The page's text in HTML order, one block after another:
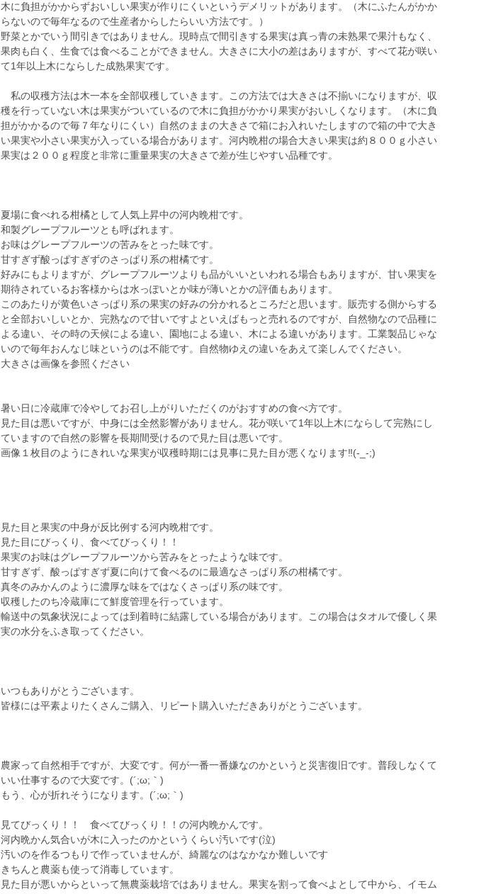
木に負担がかからずおいしい果実が作りにくいというデメリットがあります。（木にふたんがかか
らないので毎年なるので生産者からしたらいい方法です。）
野菜とかでいう間引きではありません。現時点で間引きする果実は真っ青の未熟果で果汁もなく、
果肉も白く、生食では食べることができません。大きさに大小の差はありますが、すべて花が咲い
て1年以上木にならした成熟果実です。
私の収穫方法は木一本を全部収穫していきます。この方法では大きさは不揃いになりますが、収
穫を行っていない木は果実がついているので木に負担がかかり果実がおいしくなります。（木に負
担がかかるので毎７年なりにくい）自然のままの大きさで箱にお入れいたしますので箱の中で大き
い果実や小さい果実が入っている場合があります。河内晩柑の場合大きい果実は約８００ｇ小さい
果実は２００ｇ程度と非常に重量果実の大きさで差が生じやすい品種です。
夏場に食べれる柑橘として人気上昇中の河内晩柑です。
和製グレープフルーツとも呼ばれます。
お味はグレープフルーツの苦みをとった味です。
甘すぎず酸っぱすぎずのさっぱり系の柑橘です。
好みにもよりますが、グレープフルーツよりも品がいいといわれる場合もありますが、甘い果実を
期待されているお客様からは水っぽいとか味が薄いとかの評価もあります。
このあたりが黄色いさっぱり系の果実の好みの分かれるところだと思います。販売する側からする
と全部おいしいとか、完熟なので甘いですよといえばもっと売れるのですが、自然物なので品種に
よる違い、その時の天候による違い、園地による違い、木による違いがあります。工業製品じゃな
いので毎年おんなじ味というのは不能です。自然物ゆえの違いをあえて楽しんでください。
大きさは画像を参照ください
暑い日に冷蔵庫で冷やしてお召し上がりいただくのがおすすめの食べ方です。
見た目は悪いですが、中身には全然影響がありません。花が咲いて1年以上木にならして完熟にし
ていますので自然の影響を長期間受けるので見た目は悪いです。
画像１枚目のようにきれいな果実が収穫時期には見事に見た目が悪くなります‼️(-_-;)
見た目と果実の中身が反比例する河内晩柑です。
見た目にびっくり、食べてびっくり！！
果実のお味はグレープフルーツから苦みをとったような味です。
甘すぎず、酸っぱすぎず夏に向けて食べるのに最適なさっぱり系の柑橘です。
真冬のみかんのように濃厚な味をではなくさっぱり系の味です。
収穫したのち冷蔵庫にて鮮度管理を行っています。
輸送中の気象状況によっては到着時に結露している場合があります。この場合はタオルで優しく果
実の水分をふき取ってください。
いつもありがとうございます。
皆様には平素よりたくさんご購入、リピート購入いただきありがとうございます。
農家って自然相手ですが、大変です。何が一番一番嫌なのかというと災害復旧です。普段しなくて
いい仕事するので大変です。(´;ω;｀)
もう、心が折れそうになります。(´;ω;｀)
見てびっくり！！ 食べてびっくり！！の河内晩かんです。
河内晩かん気合いが木に入ったのかというくらい汚いです(泣)
汚いのを作るつもりで作っていませんが、綺麗なのはなかなか難しいです
きちんと農薬も使って消毒しています。
見た目が悪いからといって無農薬栽培ではありません。果実を割って食べよとして中から、イモム